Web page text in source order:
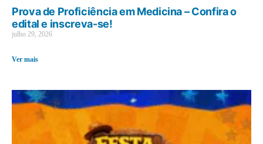
Prova de Proficiência em Medicina – Confira o
edital e inscreva-se!
julho 29, 2026
Ver mais